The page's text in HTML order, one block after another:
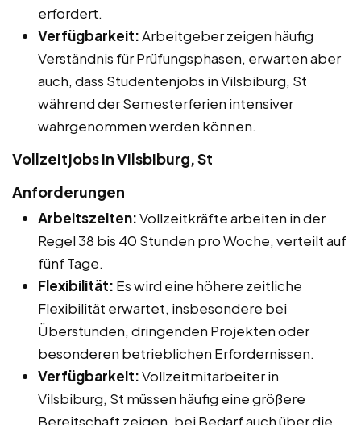
erfordert.
Verfügbarkeit:Arbeitgeber zeigen häufig
Verständnis für Prüfungsphasen, erwarten aber
auch, dass Studentenjobs in Vilsbiburg, St
während der Semesterferien intensiver
wahrgenommen werden können.
Vollzeitjobs in Vilsbiburg, St
Anforderungen
Arbeitszeiten:Vollzeitkräfte arbeiten in der
Regel 38 bis 40 Stunden pro Woche, verteilt auf
fünf Tage.
Flexibilität: Es wird eine höhere zeitliche
Flexibilität erwartet, insbesondere bei
Überstunden, dringenden Projekten oder
besonderen betrieblichen Erfordernissen.
Verfügbarkeit:Vollzeitmitarbeiter in
Vilsbiburg, St müssen häufig eine größere
Bereitschaft zeigen, bei Bedarf auch über die